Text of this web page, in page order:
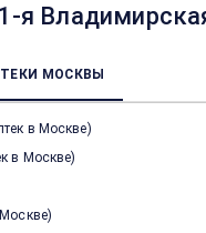
я
МОСКВЫ
в Москве)
в Москве)
)